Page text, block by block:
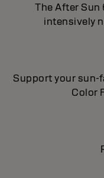
The After Sun
intensively
Support your sun-
Color